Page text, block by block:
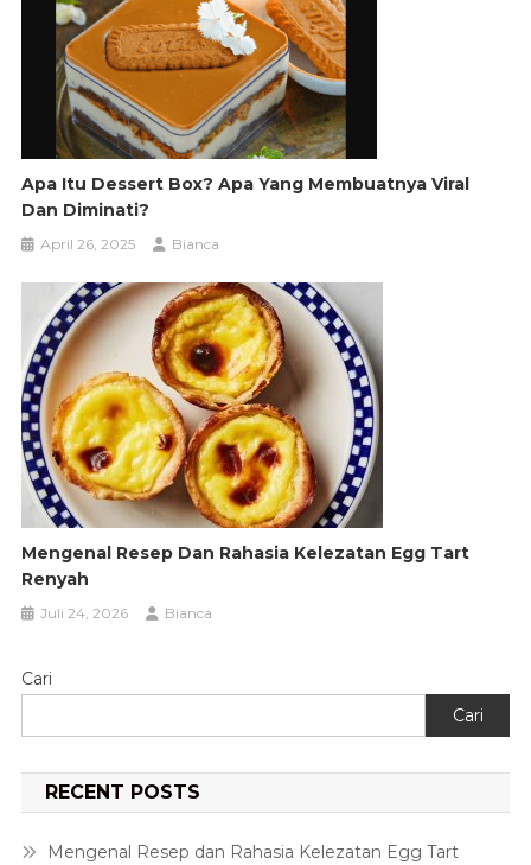
Apa Itu Dessert Box? Apa Yang Membuatnya Viral
Dan Diminati?
April 26, 2025 Bianca
Mengenal Resep Dan Rahasia Kelezatan Egg Tart
Renyah
Juli 24, 2026 Bianca
Cari
Cari
RECENT POSTS
Mengenal Resep dan Rahasia Kelezatan Egg Tart